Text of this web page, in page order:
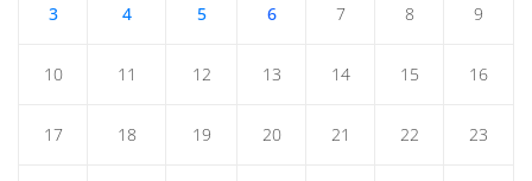
3 4 5 6 7 8 9
10 11 12 13 14 15 16
17 18 19 20 21 22 23